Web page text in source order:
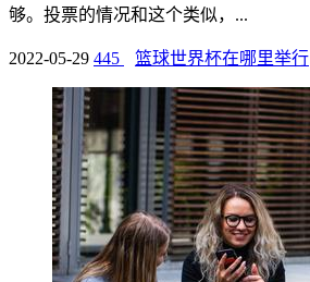
够。投票的情况和这个类似，...
2022-05-29 445 篮球世界杯在哪里举行